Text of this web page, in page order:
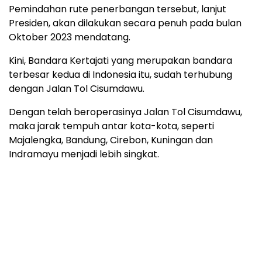
Pemindahan rute penerbangan tersebut, lanjut
Presiden, akan dilakukan secara penuh pada bulan
Oktober 2023 mendatang.
Kini, Bandara Kertajati yang merupakan bandara
terbesar kedua di Indonesia itu, sudah terhubung
dengan Jalan Tol Cisumdawu.
Dengan telah beroperasinya Jalan Tol Cisumdawu,
maka jarak tempuh antar kota-kota, seperti
Majalengka, Bandung, Cirebon, Kuningan dan
Indramayu menjadi lebih singkat.